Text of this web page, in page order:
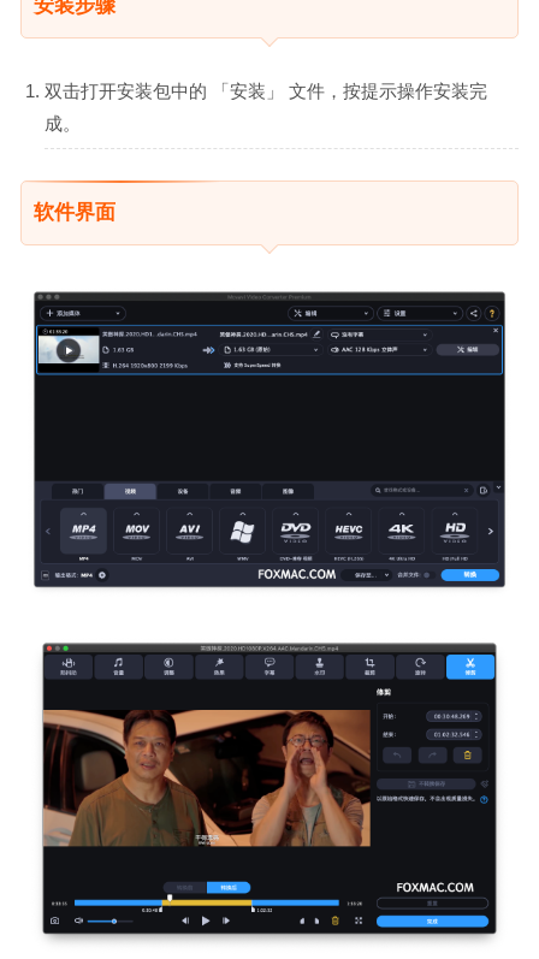
安装步骤
双击打开安装包中的 「安装」 文件，按提示操作安装完
成。
软件界面